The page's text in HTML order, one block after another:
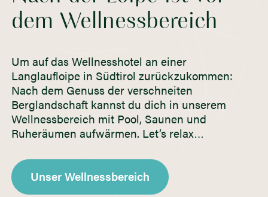
dem Wellnessbereich
Um auf das Wellnesshotel an einer
Langlaufloipe in Südtirol zurückzukommen:
Nach dem Genuss der verschneiten
Berglandschaft kannst du dich in unserem
Wellnessbereich mit Pool, Saunen und
Ruheräumen aufwärmen. Let’s relax…
Unser Wellnessbereich